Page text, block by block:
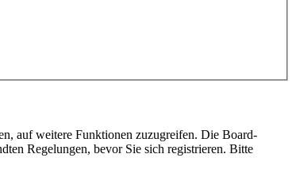
auf weitere Funktionen zuzugreifen. Die Board-
Regelungen, bevor Sie sich registrieren. Bitte